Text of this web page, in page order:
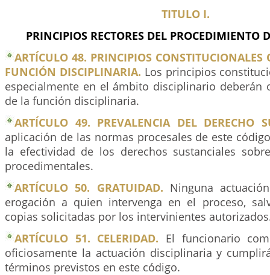
TITULO I.
PRINCIPIOS RECTORES DEL PROCEDIMIENTO
ARTÍCULO 48. PRINCIPIOS CONSTITUCIONALES
FUNCIÓN DISCIPLINARIA. Los principios
especialmente en el ámbito disciplinario deberán
de la función disciplinaria.
ARTÍCULO 49. PREVALENCIA DEL DERECHO
aplicación de las normas procesales de este
la efectividad de los derechos sustanciales
procedimentales.
ARTÍCULO 50. GRATUIDAD. Ninguna
erogación a quien intervenga en el proceso,
copias solicitadas por los intervinientes
ARTÍCULO 51. CELERIDAD. El funcionario
oficiosamente la actuación disciplinaria y
términos previstos en este código.